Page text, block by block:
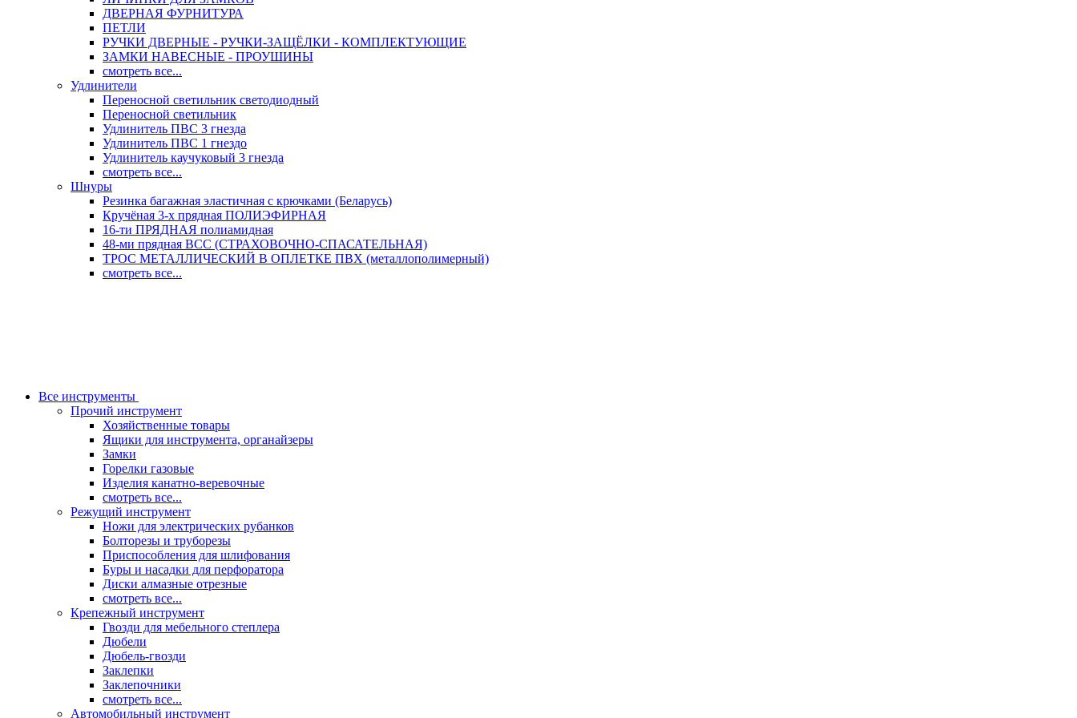
ДВЕРНАЯ ФУРНИТУРА
ПЕТЛИ
РУЧКИ ДВЕРНЫЕ - РУЧКИ-ЗАЩЁЛКИ - КОМПЛЕКТУЮЩИЕ
ЗАМКИ НАВЕСНЫЕ - ПРОУШИНЫ
смотреть все...
Удлинители
Переносной светильник светодиодный
Переносной светильник
Удлинитель ПВС 3 гнезда
Удлинитель ПВС 1 гнездо
Удлинитель каучуковый 3 гнезда
смотреть все...
Шнуры
Резинка багажная эластичная с крючками (Беларусь)
Кручёная 3-х прядная ПОЛИЭФИРНАЯ
16-ти ПРЯДНАЯ полиамидная
48-ми прядная ВСС (СТРАХОВОЧНО-СПАСАТЕЛЬНАЯ)
ТРОС МЕТАЛЛИЧЕСКИЙ В ОПЛЕТКЕ ПВХ (металлополимерный)
смотреть все...
Все инструменты
Прочий инструмент
Хозяйственные товары
Ящики для инструмента, органайзеры
Замки
Горелки газовые
Изделия канатно-веревочные
смотреть все...
Режущий инструмент
Ножи для электрических рубанков
Болторезы и труборезы
Приспособления для шлифования
Буры и насадки для перфоратора
Диски алмазные отрезные
смотреть все...
Крепежный инструмент
Гвозди для мебельного степлера
Дюбели
Дюбель-гвозди
Заклепки
Заклепочники
смотреть все...
Автомобильный инструмент